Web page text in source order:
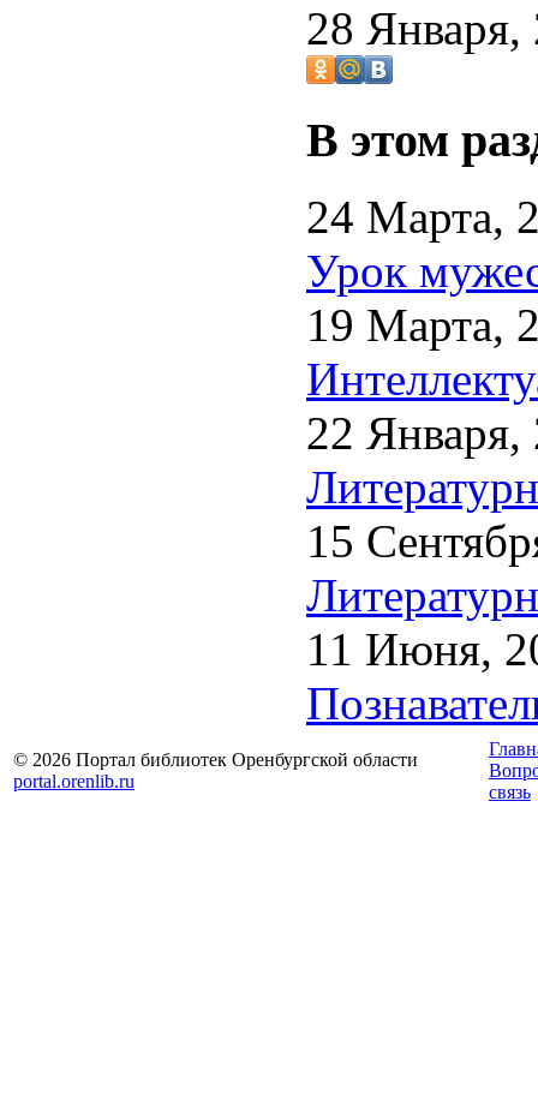
28
В этом
24 Марта,
Урок
19 Марта,
22 Января,
15
11 Июня,
© 2026 Портал библиотек Оренбургской области
portal.orenlib.ru
связь